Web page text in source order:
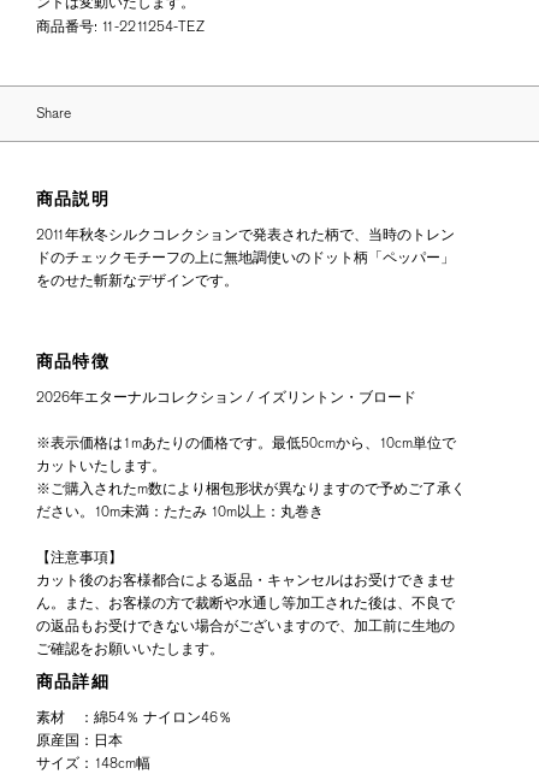
商品番号: 11-2211254-TEZ
Share
商品説明
2011年秋冬シルクコレクションで発表された柄で、当時のトレン
ドのチェックモチーフの上に無地調使いのドット柄「ペッパー」
をのせた斬新なデザインです。
商品特徴
2026年エターナルコレクション / イズリントン・ブロード
※表示価格は1mあたりの価格です。最低50cmから、10cm単位で
カットいたします。
※ご購入されたm数により梱包形状が異なりますので予めご了承く
ださい。10m未満：たたみ 10m以上：丸巻き
【注意事項】
カット後のお客様都合による返品・キャンセルはお受けできませ
ん。また、お客様の方で裁断や水通し等加工された後は、不良で
の返品もお受けできない場合がございますので、加工前に生地の
ご確認をお願いいたします。
商品詳細
素材 ： 綿54％ ナイロン46％
原産国 ： 日本
サイズ ： 148cm幅